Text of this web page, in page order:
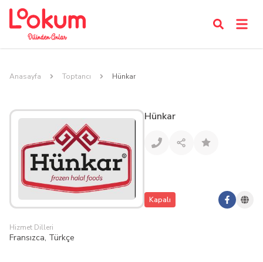
Anasayfa Toptancı Hünkar
Hünkar
Kapalı
Hizmet Dilleri
Fransızca, Türkçe